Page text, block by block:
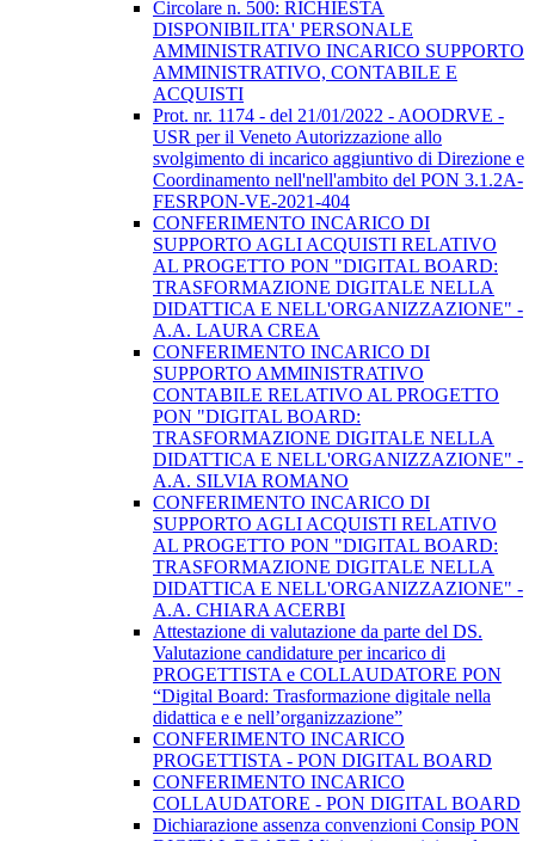
Circolare n. 500: RICHIESTA
DISPONIBILITA' PERSONALE
AMMINISTRATIVO INCARICO SUPPORTO
AMMINISTRATIVO, CONTABILE E
ACQUISTI
Prot. nr. 1174 - del 21/01/2022 - AOODRVE -
USR per il Veneto Autorizzazione allo
svolgimento di incarico aggiuntivo di Direzione e
Coordinamento nell'nell'ambito del PON 3.1.2A-
FESRPON-VE-2021-404
CONFERIMENTO INCARICO DI
SUPPORTO AGLI ACQUISTI RELATIVO
AL PROGETTO PON "DIGITAL BOARD:
TRASFORMAZIONE DIGITALE NELLA
DIDATTICA E NELL'ORGANIZZAZIONE" -
A.A. LAURA CREA
CONFERIMENTO INCARICO DI
SUPPORTO AMMINISTRATIVO
CONTABILE RELATIVO AL PROGETTO
PON "DIGITAL BOARD:
TRASFORMAZIONE DIGITALE NELLA
DIDATTICA E NELL'ORGANIZZAZIONE" -
A.A. SILVIA ROMANO
CONFERIMENTO INCARICO DI
SUPPORTO AGLI ACQUISTI RELATIVO
AL PROGETTO PON "DIGITAL BOARD:
TRASFORMAZIONE DIGITALE NELLA
DIDATTICA E NELL'ORGANIZZAZIONE" -
A.A. CHIARA ACERBI
Attestazione di valutazione da parte del DS.
Valutazione candidature per incarico di
PROGETTISTA e COLLAUDATORE PON
“Digital Board: Trasformazione digitale nella
didattica e e nell’organizzazione”
CONFERIMENTO INCARICO
PROGETTISTA - PON DIGITAL BOARD
CONFERIMENTO INCARICO
COLLAUDATORE - PON DIGITAL BOARD
Dichiarazione assenza convenzioni Consip PON